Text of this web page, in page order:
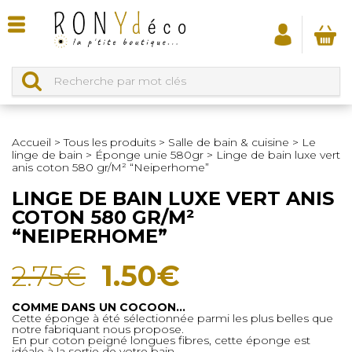
Accueil >Tous les produits > Salle de bain & cuisine > Le
linge de bain > Éponge unie 580gr > Linge de bain luxe vert
anis coton 580 gr/M² “Neiperhome”
LINGE DE BAIN LUXE VERT ANIS
COTON 580 GR/M²
“NEIPERHOME”
2.75€ Le
prix
initial
1.50€
prix
actuel
COMME DANS UN COCOON…
Cette éponge à été sélectionnée parmi les plus belles que
notre fabriquant nous propose.
En pur coton peigné longues fibres, cette éponge est